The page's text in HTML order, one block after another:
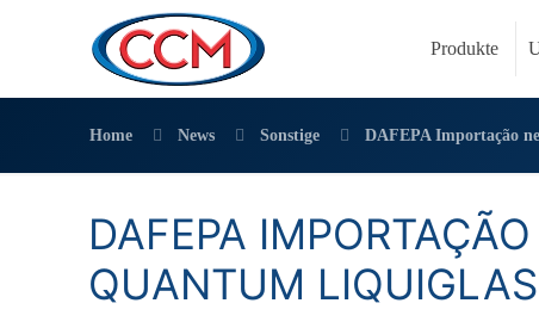
Produkte
Home News Sonstige DAFEPA Importação
DAFEPA
QUANTUM